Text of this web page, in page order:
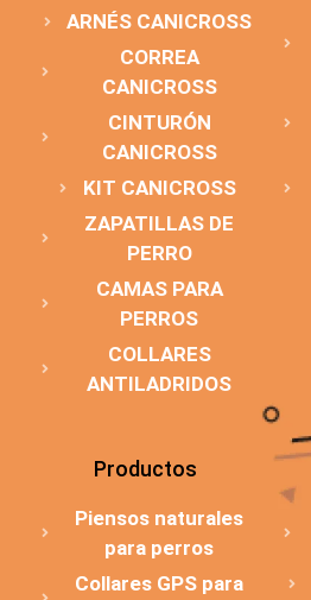
ARNÉS CANICROSS
CORREA
CANICROSS
CINTURÓN
CANICROSS
KIT CANICROSS
ZAPATILLAS DE
PERRO
CAMAS PARA
PERROS
COLLARES
ANTILADRIDOS
Productos
Piensos naturales
para perros
Collares GPS para